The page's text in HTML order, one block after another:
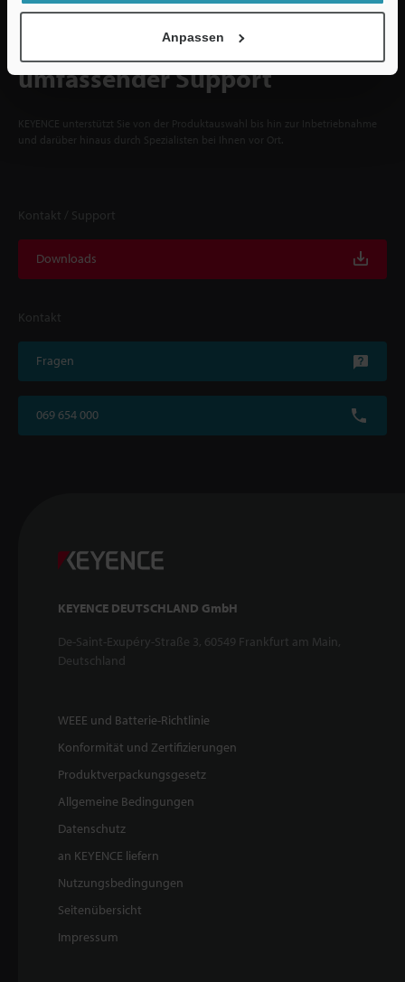
Anpassen
Schnelle Lieferung und
umfassender Support
KEYENCE unterstützt Sie von der Produktauswahl bis hin zur Inbetriebnahme
und darüber hinaus durch Spezialisten bei Ihnen vor Ort.
Kontakt / Support
Downloads
Kontakt
Fragen
069 654 000
KEYENCE DEUTSCHLAND GmbH
De-Saint-Exupéry-Straße 3, 60549 Frankfurt am Main,
Deutschland
WEEE und Batterie-Richtlinie
Konformität und Zertifizierungen
Produktverpackungsgesetz
Allgemeine Bedingungen
Datenschutz
an KEYENCE liefern
Nutzungsbedingungen
Seitenübersicht
Impressum